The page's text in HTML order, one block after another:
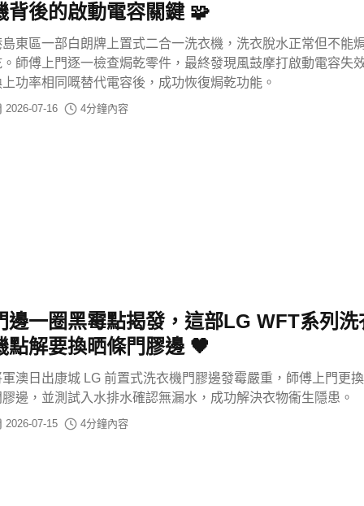
背後的啟動電容關鍵 🧩
島東區一部白朗牌上置式二合一洗衣機，洗衣脫水正常但不能
。師傅上門逐一檢查焗乾零件，最終發現風鼓摩打啟動電容失效
功率相同嘅替代電容後，成功恢復焗乾功能。
2026-07-16 4分鐘內容
邊一圈黑霉點揭發，這部LG WFT系列洗
點解要換晒條門膠邊 🖤
軍澳日出康城 LG 前置式洗衣機門膠邊發霉嚴重，師傅上門更
膠邊，並測試入水排水確認無漏水，成功解決衣物衞生隱患。
2026-07-15 4分鐘內容